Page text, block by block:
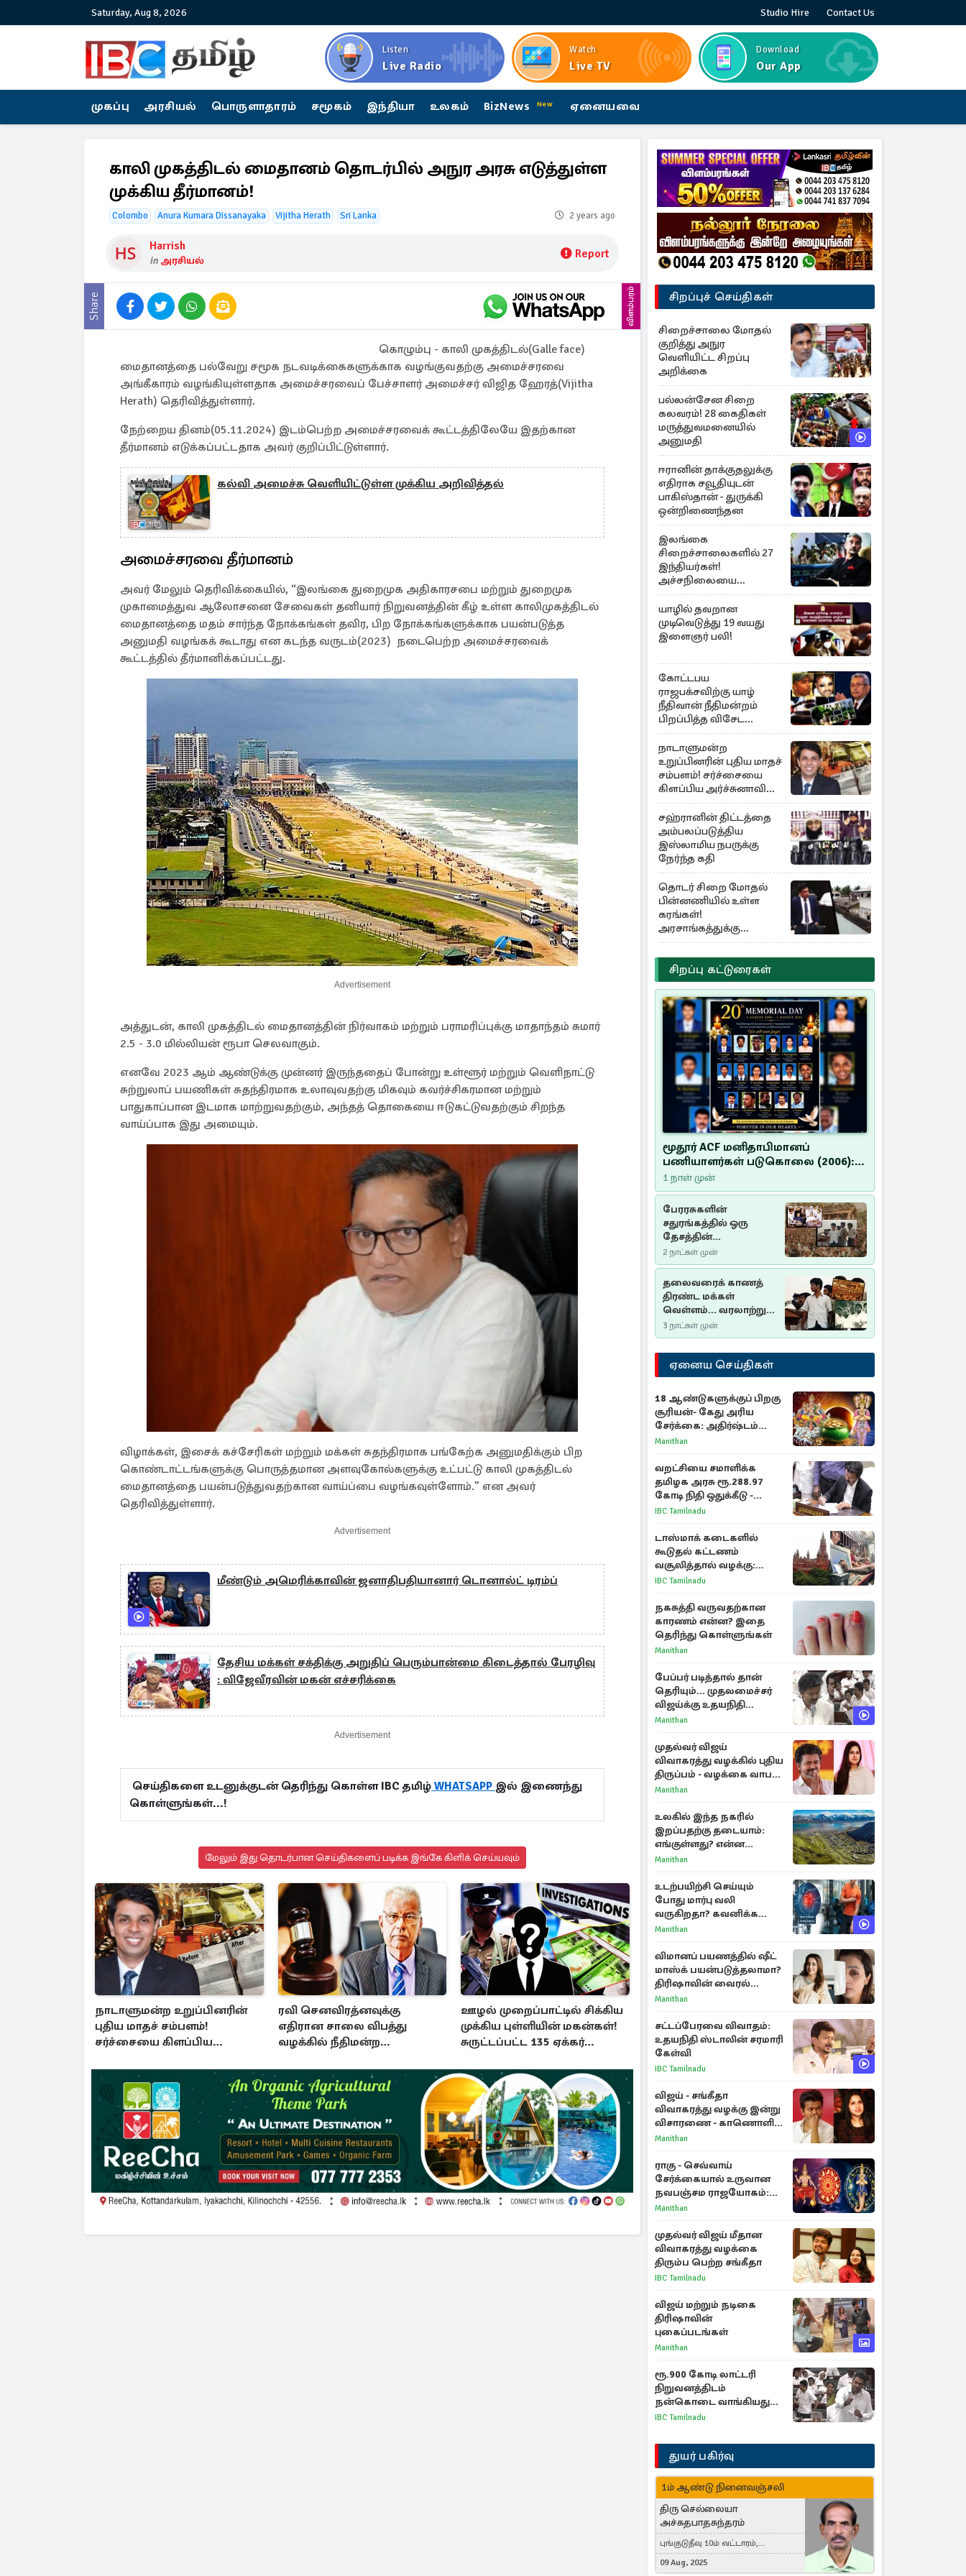
Saturday, Aug 8, 2026 Studio Hire Contact Us
Listen
Live Radio
Watch
Live TV
Download
Our App
முகப்பு அரசியல் பொருளாதாரம் சமூகம் இந்தியா உலகம் BizNews New ஏனையவை
காலி முகத்திடல் மைதானம் தொடர்பில் அநுர அரசு எடுத்துள்ள
முக்கிய தீர்மானம்!
Colombo Anura Kumara Dissanayaka Vijitha Herath Sri Lanka 2 years ago
Harrish
in அரசியல் Report
Share விளம்பரம்
கொழும்பு - காலி முகத்திடல்(Galle face)
மைதானத்தை பல்வேறு சமூக நடவடிக்கைகளுக்காக வழங்குவதற்கு அமைச்சரவை
அங்கீகாரம் வழங்கியுள்ளதாக அமைச்சரவைப் பேச்சாளர் அமைச்சர் விஜித ஹேரத்(Vijitha
Herath) தெரிவித்துள்ளார்.
நேற்றைய தினம்(05.11.2024) இடம்பெற்ற அமைச்சரவைக் கூட்டத்திலேயே இதற்கான
தீர்மானம் எடுக்கப்பட்டதாக அவர் குறிப்பிட்டுள்ளார்.
கல்வி அமைச்சு வெளியிட்டுள்ள முக்கிய அறிவித்தல்
அமைச்சரவை தீர்மானம்
அவர் மேலும் தெரிவிக்கையில், “இலங்கை துறைமுக அதிகாரசபை மற்றும் துறைமுக
முகாமைத்துவ ஆலோசனை சேவைகள் தனியார் நிறுவனத்தின் கீழ் உள்ள காலிமுகத்திடல்
மைதானத்தை மதம் சார்ந்த நோக்கங்கள் தவிர, பிற நோக்கங்களுக்காக பயன்படுத்த
அனுமதி வழங்கக் கூடாது என கடந்த வருடம்(2023) நடைபெற்ற அமைச்சரவைக்
கூட்டத்தில் தீர்மானிக்கப்பட்டது.
Advertisement
அத்துடன், காலி முகத்திடல் மைதானத்தின் நிர்வாகம் மற்றும் பராமரிப்புக்கு மாதாந்தம் சுமார்
2.5 - 3.0 மில்லியன் ரூபா செலவாகும்.
எனவே 2023 ஆம் ஆண்டுக்கு முன்னர் இருந்ததைப் போன்று உள்ளூர் மற்றும் வெளிநாட்டு
சுற்றுலாப் பயணிகள் சுதந்திரமாக உலாவுவதற்கு மிகவும் கவர்ச்சிகரமான மற்றும்
பாதுகாப்பான இடமாக மாற்றுவதற்கும், அந்தத் தொகையை ஈடுகட்டுவதற்கும் சிறந்த
வாய்ப்பாக இது அமையும்.
விழாக்கள், இசைக் கச்சேரிகள் மற்றும் மக்கள் சுதந்திரமாக பங்கேற்க அனுமதிக்கும் பிற
கொண்டாட்டங்களுக்கு பொருத்தமான அளவுகோல்களுக்கு உட்பட்டு காலி முகத்திடல்
மைதானத்தை பயன்படுத்துவதற்கான வாய்ப்பை வழங்கவுள்ளோம்.” என அவர்
தெரிவித்துள்ளார்.
Advertisement
மீண்டும் அமெரிக்காவின் ஜனாதிபதியானார் டொனால்ட் டிரம்ப்
தேசிய மக்கள் சக்திக்கு அறுதிப் பெரும்பான்மை கிடைத்தால் பேரழிவு
: விஜேவீரவின் மகன் எச்சரிக்கை
Advertisement
செய்திகளை உடனுக்குடன் தெரிந்து கொள்ள IBC தமிழ் WHATSAPP இல் இணைந்து
கொள்ளுங்கள்...!
மேலும் இது தொடர்பான செய்திகளைப் படிக்க இங்கே கிளிக் செய்யவும்
நாடாளுமன்ற உறுப்பினரின்
புதிய மாதச் சம்பளம்!
சர்ச்சையை கிளப்பிய
ரவி செனவிரத்னவுக்கு
எதிரான சாலை விபத்து
வழக்கில் நீதிமன்ற
ஊழல் முறைப்பாட்டில் சிக்கிய
முக்கிய புள்ளியின் மகன்கள்!
சுருட்டப்பட்ட 135 ஏக்கர்
சிறப்புச் செய்திகள்
சிறைச்சாலை மோதல்
குறித்து அநுர
வெளியிட்ட சிறப்பு
அறிக்கை
பல்லன்சேன சிறை
கலவரம்! 28 கைதிகள்
மருத்துவமனையில்
அனுமதி
ஈரானின் தாக்குதலுக்கு
எதிராக சவூதியுடன்
பாகிஸ்தான் - துருக்கி
ஒன்றிணைந்தன
இலங்கை
சிறைச்சாலைகளில் 27
இந்தியர்கள்!
அச்சநிலையை
மையப்படுத்தி
ஜெயசங்கர் அறிக்கை
யாழில் தவறான
முடிவெடுத்து 19 வயது
இளைஞர் பலி!
கோட்டபய
ராஜபக்சவிற்கு யாழ்
நீதிவான் நீதிமன்றம்
பிறப்பித்த விசேட
உத்தரவு!
நாடாளுமன்ற
உறுப்பினரின் புதிய மாதச்
சம்பளம்! சர்ச்சையை
கிளப்பிய அர்ச்சுனாவின்
அறிக்கை
சஹ்ரானின் திட்டத்தை
அம்பலப்படுத்திய
இஸ்லாமிய நபருக்கு
நேர்ந்த கதி
தொடர் சிறை மோதல்
பின்னணியில் உள்ள
கரங்கள்!
அரசாங்கத்துக்கு
கிடைத்த புலனாய்வு
தகவல்
சிறப்பு கட்டுரைகள்
மூதூர் ACF மனிதாபிமானப்
பணியாளர்கள் படுகொலை (2006):
20 ஆண்டுகளாகியும் நீதி
மறுக்கப்பட்ட மனிதாபிமானப்
பேரவலம்
1 நாள் முன்
பேரரசுகளின்
சதுரங்கத்தில் ஒரு
தேசத்தின்
தீர்க்கதரிசனம் :
சுதுமலை பிரகடனம்
ஒரு வரலாற்றுப் பாடம்
2 நாட்கள் முன்
தலைவரைக் காணத்
திரண்ட மக்கள்
வெள்ளம்... வரலாற்றுச்
சிறப்புமிக்க சுதுமலைப்
பிரகடனம்…
3 நாட்கள் முன்
ஏனைய செய்திகள்
18 ஆண்டுகளுக்குப் பிறகு
சூரியன்- கேது அரிய
சேர்க்கை: அதிர்ஷ்டம்
பெறும் 3 ராசிகள்!
Manithan
வறட்சியை சமாளிக்க
தமிழக அரசு ரூ.288.97
கோடி நிதி ஒதுக்கீடு -
வெளியான அரசாணை
IBC Tamilnadu
டாஸ்மாக் கடைகளில்
கூடுதல் கட்டணம்
வசூலித்தால் வழக்கு:
சென்னை உயர்நீதிமன்றம்
IBC Tamilnadu
நகசுத்தி வருவதற்கான
காரணம் என்ன? இதை
தெரிந்து கொள்ளுங்கள்
Manithan
பேப்பர் படித்தால் தான்
தெரியும்... முதலமைச்சர்
விஜய்க்கு உதயநிதி
ஸ்டாலின் பதிலடி
Manithan
முதல்வர் விஜய்
விவாகரத்து வழக்கில் புதிய
திருப்பம் - வழக்கை வாபஸ்
பெற்ற சங்கீதா!
Manithan
உலகில் இந்த நகரில்
இறப்பதற்கு தடையாம்:
எங்குள்ளது? என்ன
காரணம் தெரியுமா?
Manithan
உடற்பயிற்சி செய்யும்
போது மார்பு வலி
வருகிறதா? கவனிக்க
வேண்டிய எச்சரிக்கை
Manithan
விமானப் பயணத்தில் ஷீட்
மாஸ்க் பயன்படுத்தலாமா?
திரிஷாவின் வைரல்
செல்ஃபிக்கு மருத்துவர்
Manithan
சட்டப்பேரவை விவாதம்:
உதயநிதி ஸ்டாலின் சரமாரி
கேள்வி
IBC Tamilnadu
விஜய் - சங்கீதா
விவாகரத்து வழக்கு இன்று
விசாரணை - காணொளி
மூலம் ஆஜராக வாய்ப்பு
Manithan
ராகு - செவ்வாய்
சேர்க்கையால் உருவான
நவபஞ்சம ராஜயோகம்:
அதிர்ஷ்டம் பெறும் 3
Manithan
முதல்வர் விஜய் மீதான
விவாகரத்து வழக்கை
திரும்ப பெற்ற சங்கீதா
IBC Tamilnadu
விஜய் மற்றும் நடிகை
திரிஷாவின்
புகைப்படங்கள்
Manithan
ரூ.900 கோடி லாட்டரி
நிறுவனத்திடம்
நன்கொடை வாங்கியது
ஏன்? உதயநிதி - ஆதவ்
IBC Tamilnadu
துயர் பகிர்வு
1ம் ஆண்டு நினைவஞ்சலி
திரு செல்லையா
அச்சுதபாதசுந்தரம்
புங்குடுதீவு 10ம் வட்டாரம்,
கொள்ளுப்பிட்டி
09 Aug, 2025